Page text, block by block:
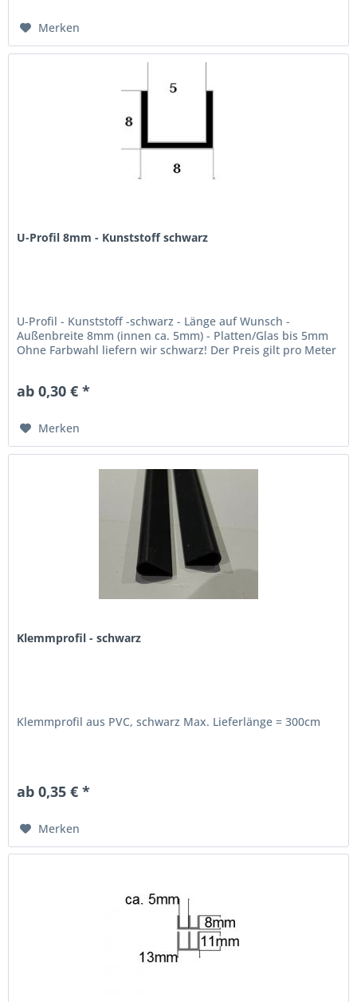
Merken
U-Profil 8mm - Kunststoff schwarz
U-Profil - Kunststoff -schwarz - Länge auf Wunsch -
Außenbreite 8mm (innen ca. 5mm) - Platten/Glas bis 5mm
Ohne Farbwahl liefern wir schwarz! Der Preis gilt pro Meter
ab 0,30 € *
Merken
Klemmprofil - schwarz
Klemmprofil aus PVC, schwarz Max. Lieferlänge = 300cm
ab 0,35 € *
Merken